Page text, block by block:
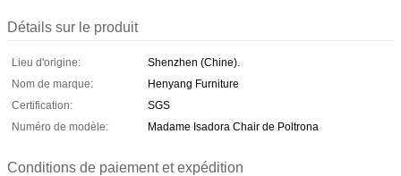
Détails sur le produit
Lieu d'origine:
Shenzhen (Chine).
Nom de marque:
Henyang Furniture
Certification:
SGS
Numéro de modèle:
Madame Isadora Chair de Poltrona
Conditions de paiement et expédition